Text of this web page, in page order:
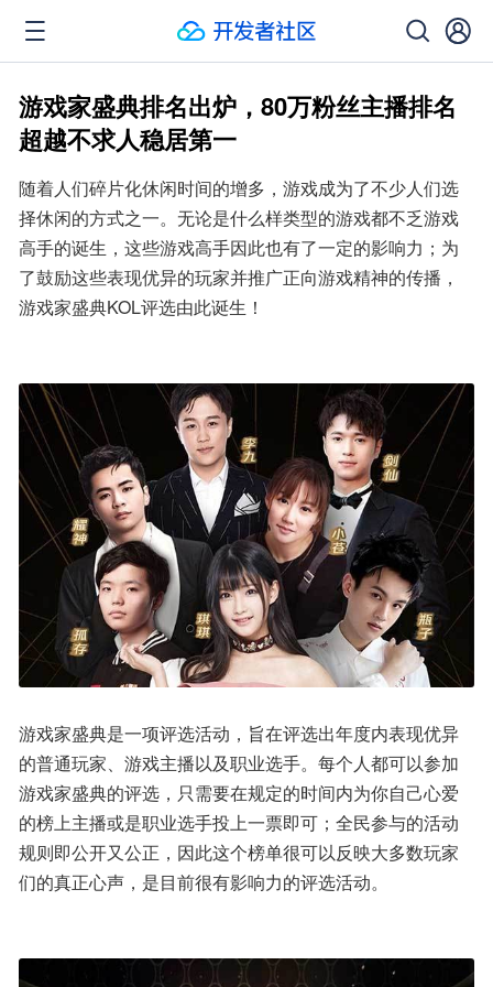
游戏家盛典排名出炉，80万粉丝主播排名
超越不求人稳居第一
随着人们碎片化休闲时间的增多，游戏成为了不少人们选
择休闲的方式之一。无论是什么样类型的游戏都不乏游戏
高手的诞生，这些游戏高手因此也有了一定的影响力；为
了鼓励这些表现优异的玩家并推广正向游戏精神的传播，
游戏家盛典KOL评选由此诞生！
游戏家盛典是一项评选活动，旨在评选出年度内表现优异
的普通玩家、游戏主播以及职业选手。每个人都可以参加
游戏家盛典的评选，只需要在规定的时间内为你自己心爱
的榜上主播或是职业选手投上一票即可；全民参与的活动
规则即公开又公正，因此这个榜单很可以反映大多数玩家
们的真正心声，是目前很有影响力的评选活动。